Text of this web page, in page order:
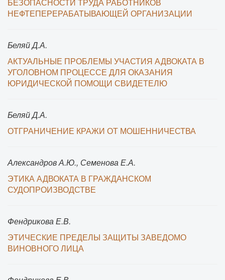
НЕФТЕПЕРЕРАБАТЫВАЮЩЕЙ ОРГАНИЗАЦИИ
Беляй Д.А.
АКТУАЛЬНЫЕ ПРОБЛЕМЫ УЧАСТИЯ АДВОКАТА В
УГОЛОВНОМ ПРОЦЕССЕ ДЛЯ ОКАЗАНИЯ
ЮРИДИЧЕСКОЙ ПОМОЩИ СВИДЕТЕЛЮ
Беляй Д.А.
ОТГРАНИЧЕНИЕ КРАЖИ ОТ МОШЕННИЧЕСТВА
Александров А.Ю., Семенова Е.А.
ЭТИКА АДВОКАТА В ГРАЖДАНСКОМ
СУДОПРОИЗВОДСТВЕ
Фендрикова Е.В.
ЭТИЧЕСКИЕ ПРЕДЕЛЫ ЗАЩИТЫ ЗАВЕДОМО
ВИНОВНОГО ЛИЦА